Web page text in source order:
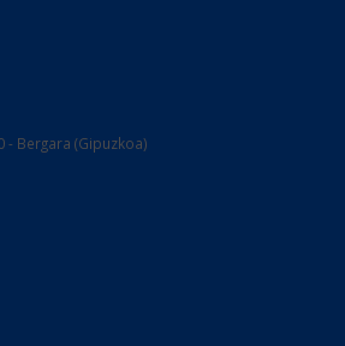
- Bergara (Gipuzkoa)